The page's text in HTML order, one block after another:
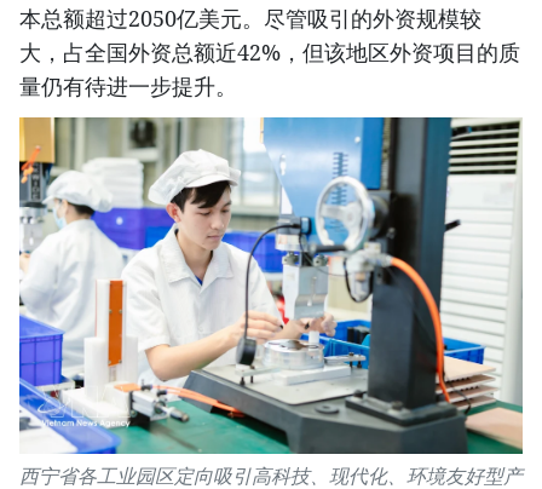
本总额超过2050亿美元。尽管吸引的外资规模较
大，占全国外资总额近42%，但该地区外资项目的质
量仍有待进一步提升。
西宁省各工业园区定向吸引高科技、现代化、环境友好型产